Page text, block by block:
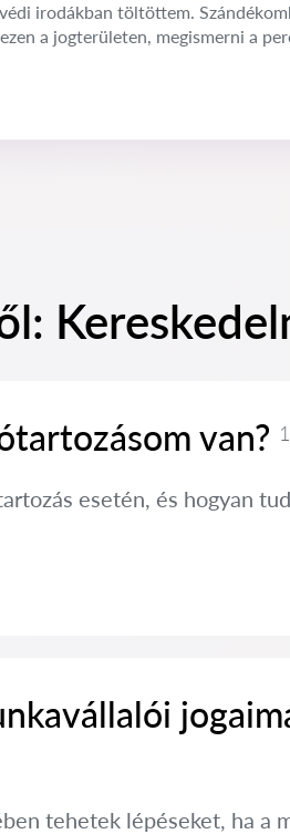
irodákban töltöttem.
a jogterületen, megismerni a
van?
esetén, és hogyan
tehetek lépéseket, ha a